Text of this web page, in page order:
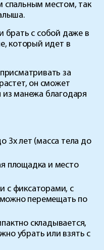
местом, так
брать с собой даже в
который идет в
за
он сможет
из манежа благодаря
3х лет (масса тела до
площадка и место
с фиксаторами, с
перемещать по
складывается,
убрать или взять с